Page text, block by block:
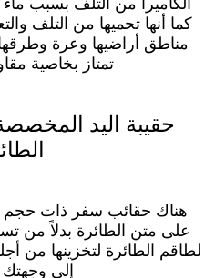
كما أنها تحميها من التلف
مناطق أراضيها وعرة
تمتاز بخاصية
حقيبة اليد
هناك حقائب سفر ذات حجم
على متن الطائرة بدلاً من
لطاقم الطائرة لتخزينها من
إلى وجهتك